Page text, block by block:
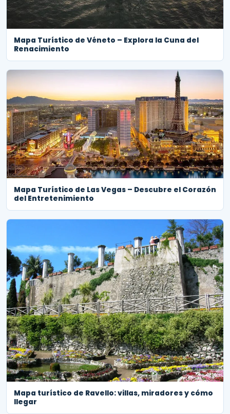
Mapa Turístico de Véneto – Explora la Cuna del
Renacimiento
Mapa Turístico de Las Vegas – Descubre el Corazón
del Entretenimiento
Mapa turístico de Ravello: villas, miradores y cómo
llegar